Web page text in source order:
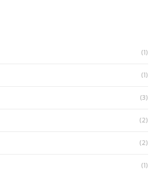
(1)
(1)
(3)
(2)
(2)
(1)